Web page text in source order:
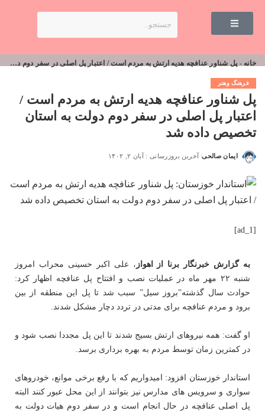
خانه - پل شناور عنافچه هدیه ارتش به مردم است / اعتبار پل اصلی در سفر دوم دولت به استان تخصیص داده شد
فرهنگ وهنر
پل شناور عنافچه هدیه ارتش به مردم است /
اعتبار پل اصلی در سفر دوم دولت به استان
تخصیص داده شد
ایمان صالحی آخرین بروزرسانی : آبان ۲, ۱۴۰۲
[ad_1]
به گزارش خبرنگار برنا از اهواز ، علی اکبر حسینی محراب امروز
شنبه ۲۲ مهر ماه در عملیات نصب و افتتاح پل عنافچه اظهار کرد:
حوادث سال گذشته”بروز سیل” سبب شد تا پل این منطقه از بین
برود و مردم عنافچه برای مدتی در تردد دچار مشکل شدند.
او گفت: همه نیروهای ارتش بسیج شدند تا این پل مجددا نصب شود و
در کمترین زمان توسط مردم به بهره برداری برسد.
استاندار خوزستان افزود: امیدواریم که با رفع برخی موانع، خودروهای
سواری و سرویس های مدارس نیز بتوانند از این محل عبور کنند البته
پل اصلی عنافچه در حال انجام است و در سفر دوم هیات دولت به